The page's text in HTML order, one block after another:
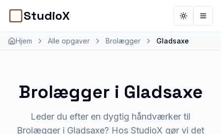
StudioX ToggleÅbn
Hjem Alle opgaver Brolægger Gladsaxe
Brolægger i Gladsaxe
Leder du efter en dygtig håndværker til
Brolægger i Gladsaxe? Hos StudioX gør vi det